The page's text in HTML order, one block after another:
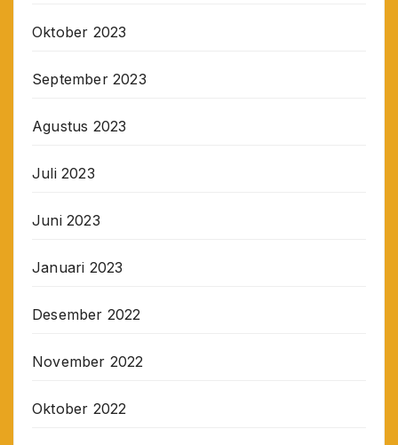
Oktober 2023
September 2023
Agustus 2023
Juli 2023
Juni 2023
Januari 2023
Desember 2022
November 2022
Oktober 2022